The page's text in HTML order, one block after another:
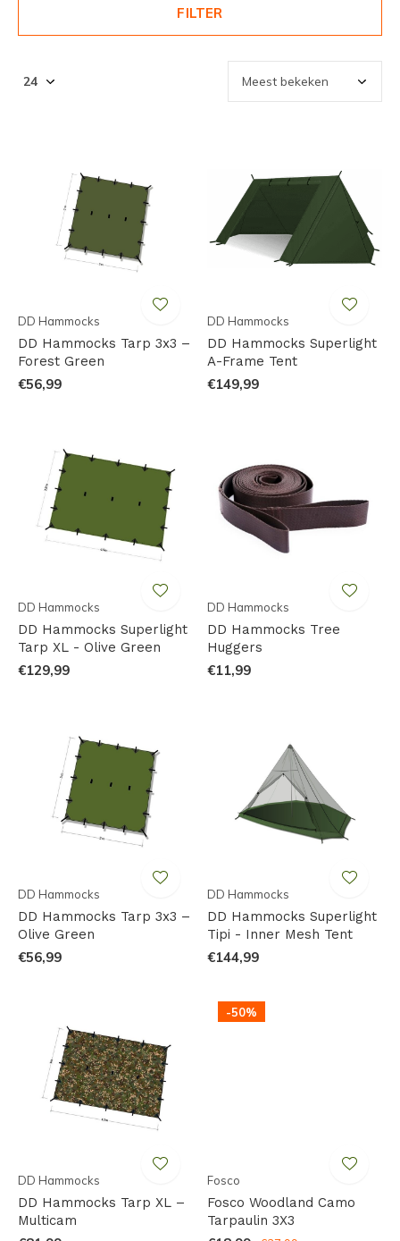
FILTER
DD Hammocks
DD Hammocks Tarp 3x3 –
Forest Green
€56,99
DD Hammocks
DD Hammocks Superlight
A-Frame Tent
€149,99
DD Hammocks
DD Hammocks Superlight
Tarp XL - Olive Green
€129,99
DD Hammocks
DD Hammocks Tree
Huggers
€11,99
DD Hammocks
DD Hammocks Tarp 3x3 –
Olive Green
€56,99
DD Hammocks
DD Hammocks Superlight
Tipi - Inner Mesh Tent
€144,99
DD Hammocks
DD Hammocks Tarp XL –
Multicam
-50%
Fosco
Fosco Woodland Camo
Tarpaulin 3X3